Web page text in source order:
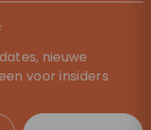
nieuwe
voor insiders